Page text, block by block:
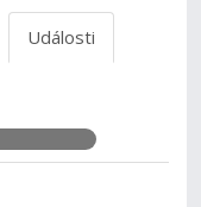
Události